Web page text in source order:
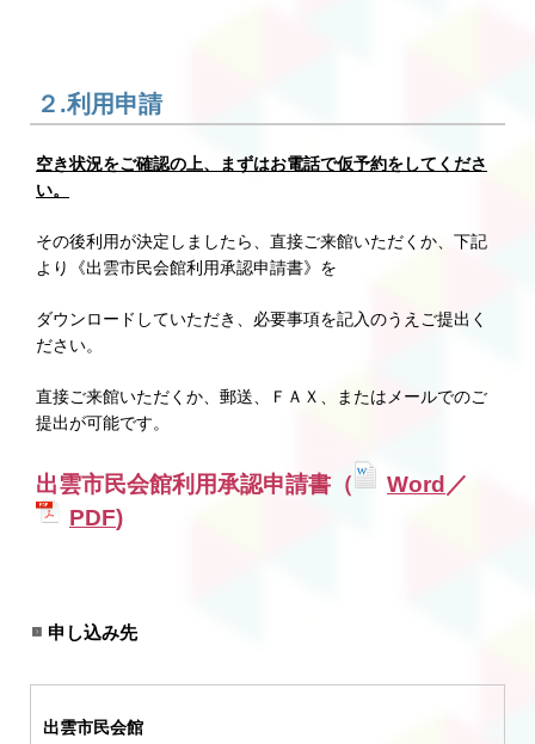
２.利用申請
空き状況をご確認の上、まずはお電話で仮予約をしてくださ
い。
その後利用が決定しましたら、直接ご来館いただくか、下記
より《出雲市民会館利用承認申請書》を
ダウンロードしていただき、必要事項を記入のうえご提出く
ださい。
直接ご来館いただくか、郵送、ＦＡＸ、またはメールでのご
提出が可能です。
出雲市民会館利用承認申請書（ Word ／
PDF)
申し込み先
出雲市民会館